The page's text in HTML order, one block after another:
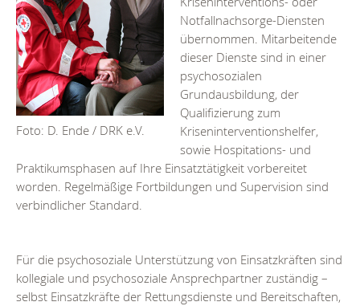
Foto: D. Ende / DRK e.V.
Notfallnachsorge-Diensten
übernommen. Mitarbeitende
dieser Dienste sind in einer
psychosozialen
Grundausbildung, der
Qualifizierung zum
Kriseninterventionshelfer,
sowie Hospitations- und
Praktikumsphasen auf Ihre Einsatztätigkeit vorbereitet
worden. Regelmäßige Fortbildungen und Supervision sind
verbindlicher Standard.
Für die psychosoziale Unterstützung von Einsatzkräften sind
kollegiale und psychosoziale Ansprechpartner zuständig –
selbst Einsatzkräfte der Rettungsdienste und Bereitschaften,